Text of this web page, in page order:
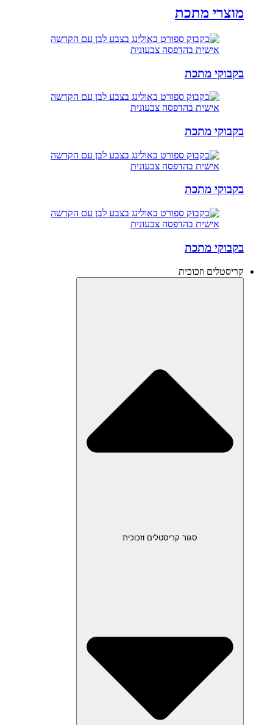
מוצרי מתכת
בקבוקי מתכת
בקבוקי מתכת
בקבוקי מתכת
בקבוקי מתכת
קריסטלים וזכוכית
סגור קריסטלים וזכוכית